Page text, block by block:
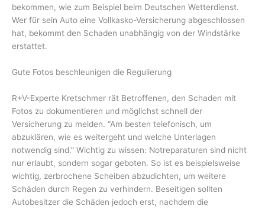
bekommen, wie zum Beispiel beim Deutschen Wetterdienst.
Wer für sein Auto eine Vollkasko-Versicherung abgeschlossen
hat, bekommt den Schaden unabhängig von der Windstärke
erstattet.
Gute Fotos beschleunigen die Regulierung
R+V-Experte Kretschmer rät Betroffenen, den Schaden mit
Fotos zu dokumentieren und möglichst schnell der
Versicherung zu melden. “Am besten telefonisch, um
abzuklären, wie es weitergeht und welche Unterlagen
notwendig sind.” Wichtig zu wissen: Notreparaturen sind nicht
nur erlaubt, sondern sogar geboten. So ist es beispielsweise
wichtig, zerbrochene Scheiben abzudichten, um weitere
Schäden durch Regen zu verhindern. Beseitigen sollten
Autobesitzer die Schäden jedoch erst, nachdem die